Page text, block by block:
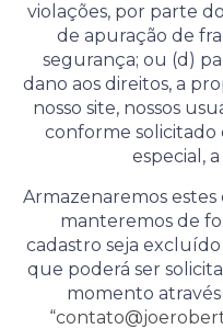
violações, por parte
de apuração de
segurança; ou (d)
dano aos direitos, a
nosso site, nossos
conforme solicitado
especial,
Armazenaremos estes
manteremos de
cadastro seja
que poderá ser
momento
“